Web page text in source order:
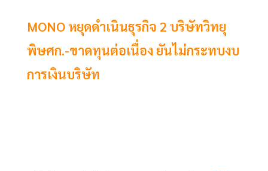
MONO หยุดดำเนินธุรกิจ 2 บริษัทวิทยุ
พิษศก.-ขาดทุนต่อเนื่อง ยันไม่กระทบงบ
การเงินบริษัท